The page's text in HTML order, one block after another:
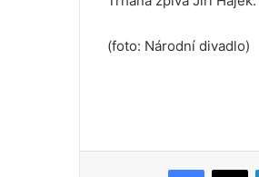
(foto: Národní divadlo)